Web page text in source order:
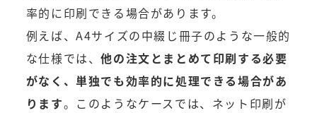
率的に印刷できる場合があります。
例えば、A4サイズの中綴じ冊子のような一般的
な仕様では、他の注文とまとめて印刷する必要
がなく、単独でも効率的に処理できる場合があ
ります。このようなケースでは、ネット印刷が